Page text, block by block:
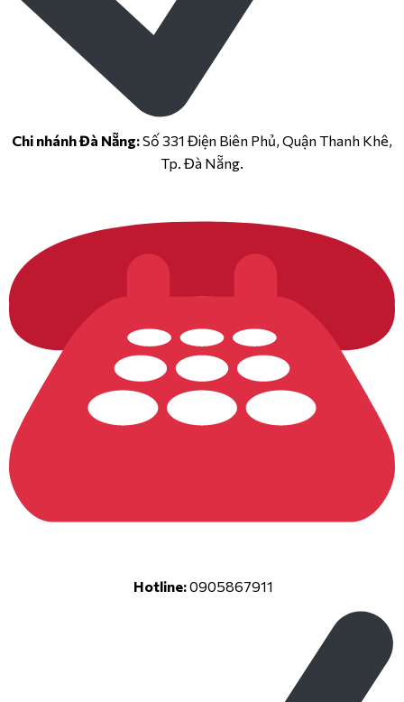
Chi nhánh Đà Nẵng:Số 331 Điện Biên Phủ, Quận Thanh Khê,
Tp. Đà Nẵng.
Hotline:0905867911